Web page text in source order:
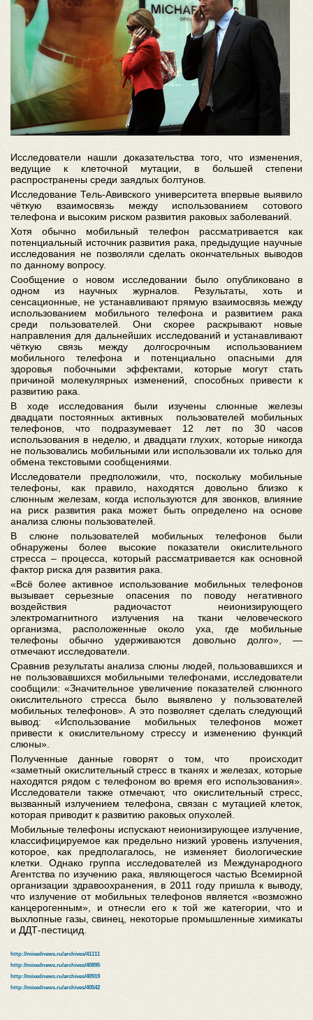
Исследователи нашли доказательства того, что изменения,
ведущие к клеточной мутации, в большей степени
распространены среди заядлых болтунов.
Исследование Тель-Авивского университета впервые выявило
чёткую взаимосвязь между использованием сотового
телефона и высоким риском развития раковых заболеваний.
Хотя обычно мобильный телефон рассматривается как
потенциальный источник развития рака, предыдущие научные
исследования не позволяли сделать окончательных выводов
по данному вопросу.
Сообщение о новом исследовании было опубликовано в
одном из научных журналов. Результаты, хоть и
сенсационные, не устанавливают прямую взаимосвязь между
использованием мобильного телефона и развитием рака
среди пользователей. Они скорее раскрывают новые
направления для дальнейших исследований и устанавливают
чёткую связь между долгосрочным использованием
мобильного телефона и потенциально опасными для
здоровья побочными эффектами, которые могут стать
причиной молекулярных изменений, способных привести к
развитию рака.
В ходе исследования были изучены слюнные железы
двадцати постоянных активных пользователей мобильных
телефонов, что подразумевает 12 лет по 30 часов
использования в неделю, и двадцати глухих, которые никогда
не пользовались мобильными или использовали их только для
обмена текстовыми сообщениями.
Исследователи предположили, что, поскольку мобильные
телефоны, как правило, находятся довольно близко к
слюнным железам, когда используются для звонков, влияние
на риск развития рака может быть определено на основе
анализа слюны пользователей.
В слюне пользователей мобильных телефонов были
обнаружены более высокие показатели окислительного
стресса – процесса, который рассматривается как основной
фактор риска для развития рака.
«Всё более активное использование мобильных телефонов
вызывает серьезные опасения по поводу негативного
воздействия радиочастот неионизирующего
электромагнитного излучения на ткани человеческого
организма, расположенные около уха, где мобильные
телефоны обычно удерживаются довольно долго», —
отмечают исследователи.
Сравнив результаты анализа слюны людей, пользовавшихся и
не пользовавшихся мобильными телефонами, исследователи
сообщили: «Значительное увеличение показателей слюнного
окислительного стресса было выявлено у пользователей
мобильных телефонов». А это позволяет сделать следующий
вывод: «Использование мобильных телефонов может
привести к окислительному стрессу и изменению функций
слюны».
Полученные данные говорят о том, что происходит
«заметный окислительный стресс в тканях и железах, которые
находятся рядом с телефоном во время его использования».
Исследователи также отмечают, что окислительный стресс,
вызванный излучением телефона, связан с мутацией клеток,
которая приводит к развитию раковых опухолей.
Мобильные телефоны испускают неионизирующее излучение,
классифицируемое как предельно низкий уровень излучения,
которое, как предполагалось, не изменяет биологические
клетки. Однако группа исследователей из Международного
Агентства по изучению рака, являющегося частью Всемирной
организации здравоохранения, в 2011 году пришла к выводу,
что излучение от мобильных телефонов является «возможно
канцерогенным», и отнесли его к той же категории, что и
выхлопные газы, свинец, некоторые промышленные химикаты
и ДДТ-пестицид.
http://mixednews.ru/archives/41111
http://mixednews.ru/archives/40895
http://mixednews.ru/archives/40919
http://mixednews.ru/archives/40542